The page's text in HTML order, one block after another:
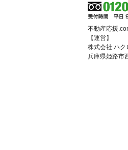
不動産応援
【運営】
株式会社 ハク
兵庫県姫路市